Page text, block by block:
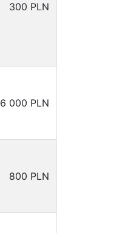
300 PLN
6 000 PLN
800 PLN